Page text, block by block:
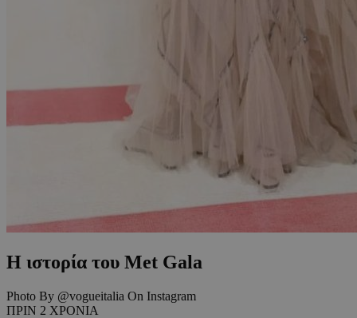
Η ιστορία του Met Gala
Photo By @vogueitalia On Instagram
ΠΡΙΝ 2 ΧΡΟΝΙΑ